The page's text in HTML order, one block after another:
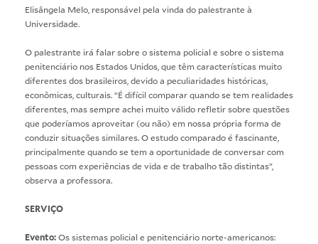
Elisângela Melo, responsável pela vinda do palestrante à
Universidade.
O palestrante irá falar sobre o sistema policial e sobre o sistema
penitenciário nos Estados Unidos, que têm características muito
diferentes dos brasileiros, devido a peculiaridades históricas,
econômicas, culturais. “É difícil comparar quando se tem realidades
diferentes, mas sempre achei muito válido refletir sobre questões
que poderíamos aproveitar (ou não) em nossa própria forma de
conduzir situações similares. O estudo comparado é fascinante,
principalmente quando se tem a oportunidade de conversar com
pessoas com experiências de vida e de trabalho tão distintas”,
observa a professora.
SERVIÇO
Evento:Os sistemas policial e penitenciário norte-americanos: